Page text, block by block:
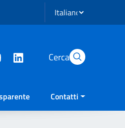
Seleziona lingua
Cerca
Contatti